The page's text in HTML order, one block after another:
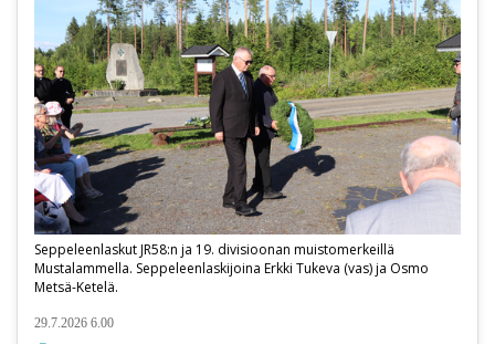
Seppeleenlaskut JR58:n ja 19. divisioonan muistomerkeillä
Mustalammella. Seppeleenlaskijoina Erkki Tukeva (vas) ja Osmo
Metsä-Ketelä.
29.7.2026 6.00